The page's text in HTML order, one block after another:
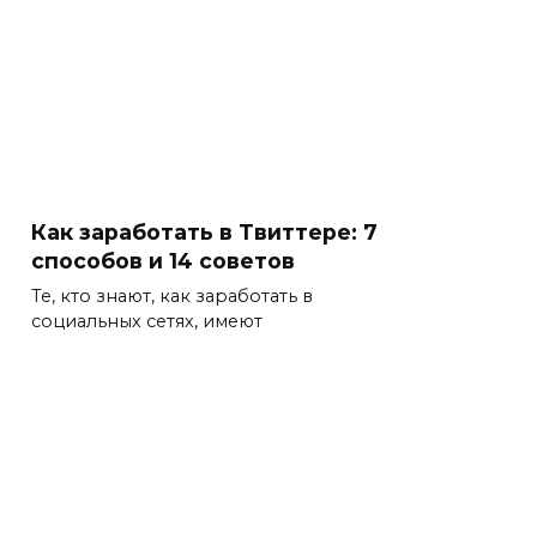
Как заработать в Твиттере: 7
способов и 14 советов
Те, кто знают, как заработать в
социальных сетях, имеют